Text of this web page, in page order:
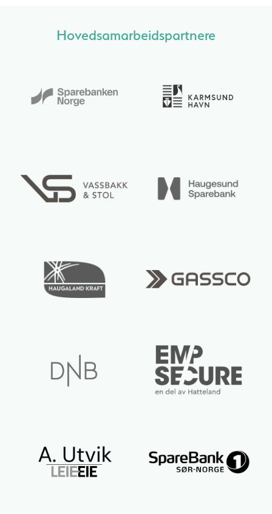
Hovedsamarbeidspartnere